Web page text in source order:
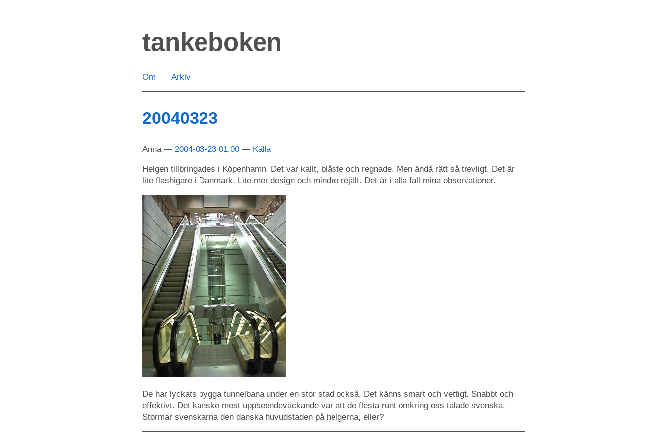
tankeboken
Om Arkiv
20040323
Anna 2004-03-23 01:00 Källa
Helgen tillbringades i Köpenhamn. Det var kallt, blåste och regnade. Men ändå rätt så trevligt. Det är
lite flashigare i Danmark. Lite mer design och mindre rejält. Det är i alla fall mina observationer.
De har lyckats bygga tunnelbana under en stor stad också. Det känns smart och vettigt. Snabbt och
effektivt. Det kanske mest uppseendeväckande var att de flesta runt omkring oss talade svenska.
Stormar svenskarna den danska huvudstaden på helgerna, eller?